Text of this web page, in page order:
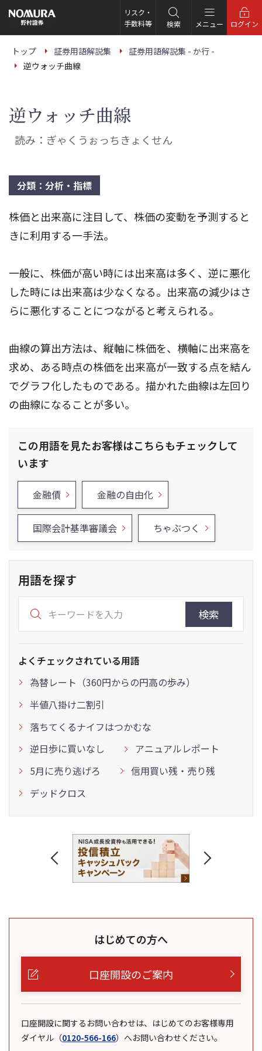
の
ー
リスク・
手数料等
検索 メニュー ログイン
トップ 証券用語解説集
証券用語解説集 - か行 -
逆ウォッチ曲線
逆ウォッチ曲線
読み：ぎゃくうぉっちきょくせん
分類：分析・指標
株価と出来高に注目して、株価の変動を予測すると
きに利用する一手法。
一般に、株価が高い時には出来高は多く、逆に悪化
した時には出来高は少なくなる。出来高の減少はさ
らに悪化することにつながると考えられる。
曲線の算出方法は、縦軸に株価を、横軸に出来高を
求め、ある時点の株価を出来高が一致する点を結ん
でグラフ化したものである。描かれた曲線は左回り
の曲線になることが多い。
この用語を見たお客様はこちらもチェックして
います
金融債 金融の自由化
国際会計基準審議会 ちゃぶつく
用語を探す
検索
よくチェックされている用語
為替レート（360円からの円高の歩み）
半値八掛け二割引
落ちてくるナイフはつかむな
逆日歩に買いなし
アニュアルレポート
5月に売り逃げろ
信用買い残・売り残
デッドクロス
はじめての方へ
口座開設のご案内
口座開設に関するお問い合わせは、はじめてのお客様専用
ダイヤル （0120-566-166） へお問い合わせください。